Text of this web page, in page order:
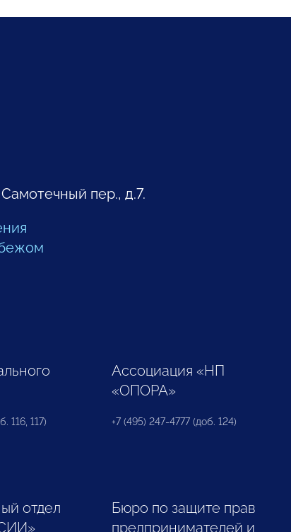
пер., д.7.
116, 117)
Ассоциация «НП
«ОПОРА»
+7 (495) 247-4777 (доб. 124)
отдел
Бюро по защите прав
предпринимателей и